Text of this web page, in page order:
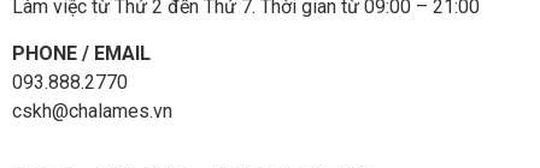
Làm việc từ Thứ 2 đến Thứ 7. Thời gian từ 09:00 – 21:00
PHONE / EMAIL
093.888.2770
cskh@chalames.vn